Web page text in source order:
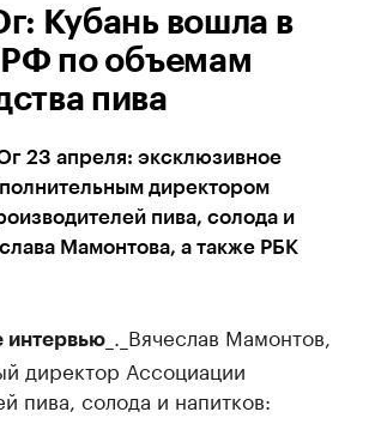
Кубань вошла в
по объемам
пива
23 апреля: эксклюзивное
директором
пива, солода и
Мамонтова, а также РБК
интервью
_._Вячеслав Мамонтов,
директор Ассоциации
пива, солода и напитков: